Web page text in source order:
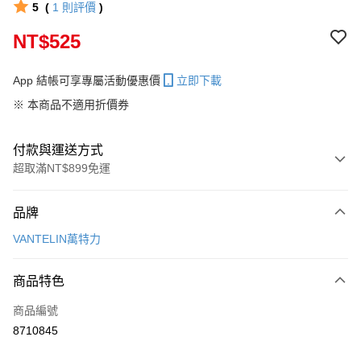
5 ( 1 則評價 )
NT$525
App 結帳可享專屬活動優惠價
立即下載
※ 本商品不適用折價券
付款與運送方式
超取滿NT$899免運
信用卡一次付款
3 期 0 利率 每期
合作金庫商業銀行
上海商業儲蓄銀行
超商取貨付款
LINE Pay
品牌
VANTELIN萬特力
商品特色
商品編號
8710845